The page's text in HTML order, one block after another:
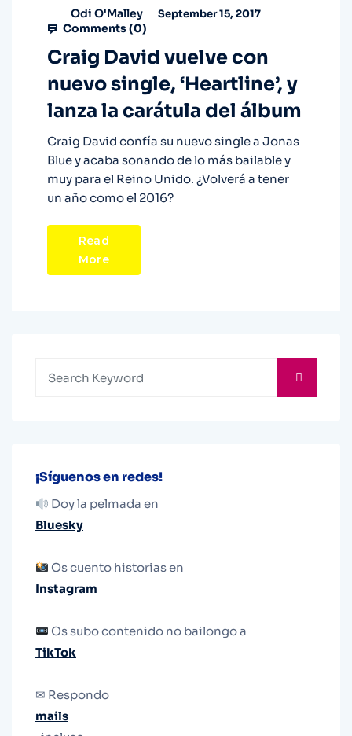
Odi O'Malley September 15, 2017
Comments (0)
Craig David vuelve con
nuevo single, ‘Heartline’, y
lanza la carátula del álbum
Craig David confía su nuevo single a Jonas
Blue y acaba sonando de lo más bailable y
muy para el Reino Unido. ¿Volverá a tener
un año como el 2016?
Read
More
¡Síguenos en redes!
Doy la pelmada en
Bluesky
Os cuento historias en
Instagram
Os subo contenido no bailongo a
TikTok
✉ Respondo
mails